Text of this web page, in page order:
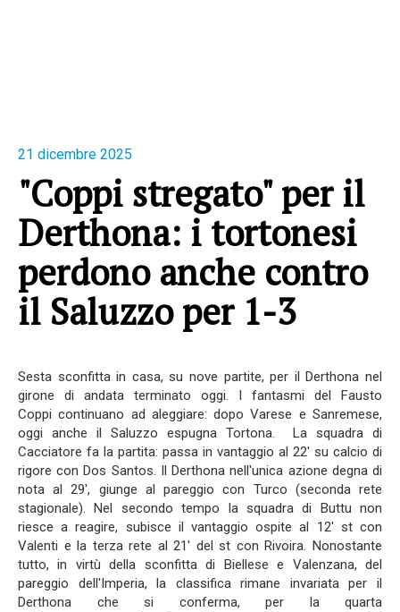
21 dicembre 2025
"Coppi stregato" per il
Derthona: i tortonesi
perdono anche contro
il Saluzzo per 1-3
Sesta sconfitta in casa, su nove partite, per il Derthona nel
girone di andata terminato oggi. I fantasmi del Fausto
Coppi continuano ad aleggiare: dopo Varese e Sanremese,
oggi anche il Saluzzo espugna Tortona. La squadra di
Cacciatore fa la partita: passa in vantaggio al 22' su calcio di
rigore con Dos Santos. Il Derthona nell'unica azione degna di
nota al 29', giunge al pareggio con Turco (seconda rete
stagionale). Nel secondo tempo la squadra di Buttu non
riesce a reagire, subisce il vantaggio ospite al 12' st con
Valenti e la terza rete al 21' del st con Rivoira. Nonostante
tutto, in virtù della sconfitta di Biellese e Valenzana, del
pareggio dell'Imperia, la classifica rimane invariata per il
Derthona che si conferma, per la quarta